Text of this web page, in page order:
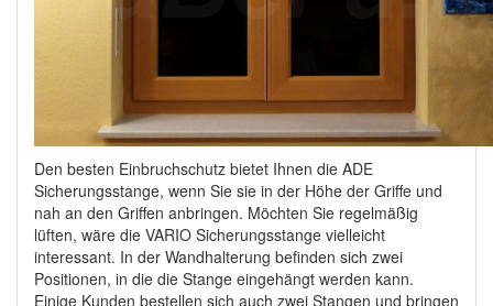
Den besten Einbruchschutz bietet Ihnen die ADE
Sicherungsstange, wenn Sie sie in der Höhe der Griffe und
nah an den Griffen anbringen. Möchten Sie regelmäßig
lüften, wäre die VARIO Sicherungsstange vielleicht
interessant. In der Wandhalterung befinden sich zwei
Positionen, in die die Stange eingehängt werden kann.
Einige Kunden bestellen sich auch zwei Stangen und bringen